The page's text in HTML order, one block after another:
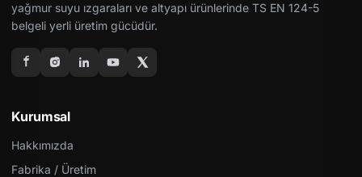
yağmur suyu ızgaraları ve altyapı ürünlerinde TS EN 124-5
belgeli yerli üretim gücüdür.
Kurumsal
Hakkımızda
Fabrika / Üretim